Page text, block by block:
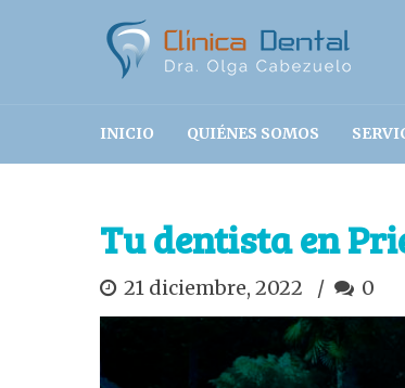
INICIO QUIÉNES SOMOS
Tu dentista en
21 diciembre, 2022 0